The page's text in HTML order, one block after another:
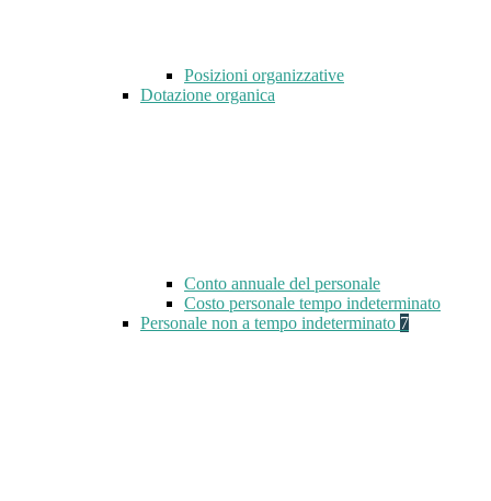
Posizioni organizzative
Dotazione organica
Conto annuale del personale
Costo personale tempo indeterminato
Personale non a tempo indeterminato 7